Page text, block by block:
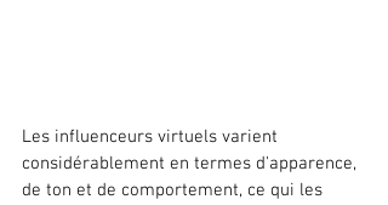
Les influenceurs virtuels varient
considérablement en termes d'apparence,
de ton et de comportement, ce qui les